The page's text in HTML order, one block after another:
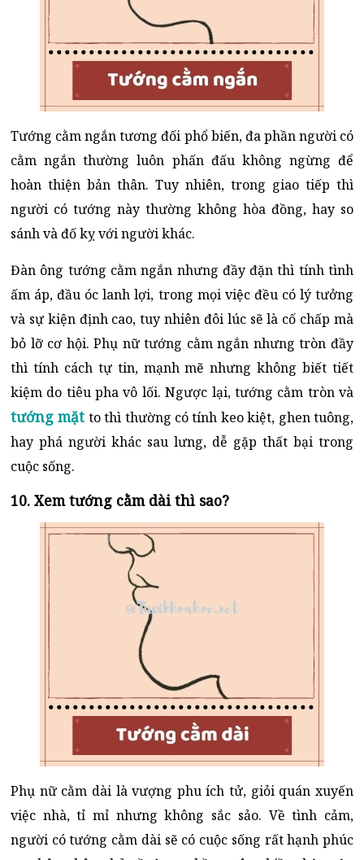
Tướng cằm ngắn tương đối phổ biến, đa phần người có
cằm ngắn thường luôn phấn đấu không ngừng để
hoàn thiện bản thân. Tuy nhiên, trong giao tiếp thì
người có tướng này thường không hòa đồng, hay so
sánh và đố kỵ với người khác.
Đàn ông tướng cằm ngắn nhưng đầy đặn thì tính tình
ấm áp, đầu óc lanh lợi, trong mọi việc đều có lý tưởng
và sự kiện định cao, tuy nhiên đôi lúc sẽ là cố chấp mà
bỏ lỡ cơ hội. Phụ nữ tướng cằm ngắn nhưng tròn đầy
thì tính cách tự tin, mạnh mẽ nhưng không biết tiết
kiệm do tiêu pha vô lối. Ngược lại, tướng cằm tròn và
tướng mặt to thì thường có tính keo kiệt, ghen tuông,
hay phá người khác sau lưng, dễ gặp thất bại trong
cuộc sống.
10. Xem tướng cằm dài thì sao?
Phụ nữ cằm dài là vượng phu ích tử, giỏi quán xuyến
việc nhà, tỉ mỉ nhưng không sắc sảo. Về tình cảm,
người có tướng cằm dài sẽ có cuộc sống rất hạnh phúc